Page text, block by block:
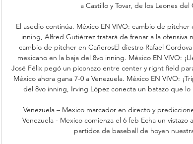
a Castillo y Tovar, de los Leones del
El asedio continúa. México EN VIVO: cambio de pitcher
inning, Alfred Gutiérrez tratará de frenar a la ofensiva
cambio de pitcher en CañerosEl diestro Rafael
mexicano en la baja del 8vo inning. México EN VIVO:
José Félix pegó un piconazo entre center y right field
México ahora gana 7-0 a Venezuela. México EN VIVO:
del 8vo inning, Irving López conecta un batazo que lo
Venezuela – Mexico marcador en directo y
Venezuela - Mexico comienza el 6 feb Echa un vistazo
partidos de baseball de hoyen